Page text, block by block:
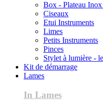
Box - Plateau
Ciseaux
Etui Instruments
Limes
Petits Instruments
Pinces
Stylet à lumière -
Kit de démarrage
Lames
In Lames